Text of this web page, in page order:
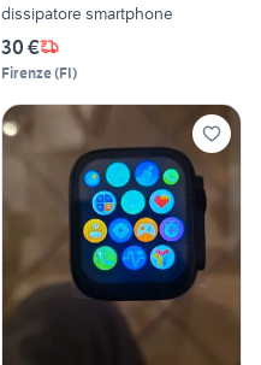
dissipatore smartphone
30 €
Firenze(FI)